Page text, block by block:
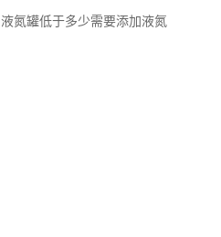
液氮罐低于多少需要添加液氮